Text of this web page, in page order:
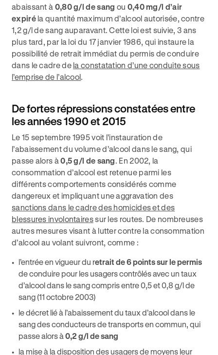
abaissant à 0,80 g/l de sang ou 0,40 mg/l d’air
expiréla quantité maximum d’alcool autorisée, contre
1,2 g/l de sang auparavant. Cette loi est suivie, 3 ans
plus tard, par la loi du 17 janvier 1986, qui instaure la
possibilité de retrait immédiat du permis de conduire
dans le cadre de la constatation d’une conduite sous
l’emprise de l’alcool.
De fortes répressions constatées entre
les années 1990 et 2015
Le 15 septembre 1995 voit l’instauration de
l’abaissement du volume d’alcool dans le sang, qui
passe alors à0,5 g/l de sang. En 2002, la
consommation d’alcool est retenue parmi les
différents comportements considérés comme
dangereux et impliquant une aggravation des
sanctions dans le cadre des homicides et des
blessures involontairessur les routes. De nombreuses
autres mesures visant à lutter contre la consommation
d’alcool au volant suivront, comme :
l’entrée en vigueur du retrait de 6 points sur le permis
de conduire pour les usagers contrôlés avec un taux
d’alcool dans le sang compris entre 0,5 et 0,8 g/l de
sang (11 octobre 2003)
le décret lié à l’abaissement du taux d’alcool dans le
sang des conducteurs de transports en commun, qui
passe alors à0,2 g/l de sang
la mise à la disposition des usagers de moyens leur